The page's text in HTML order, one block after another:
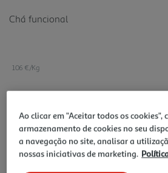
Chá funcional
106 €/Kg
1,59 €
Notas de preparação
Ao clicar em "Aceitar todos os cookies",
armazenamento de cookies no seu
a navegação no site, analisar a
nossas iniciativas de marketing.